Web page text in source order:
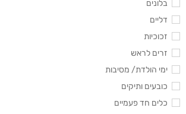
בלונים
דליים
זכוכיות
זרים לראש
ימי הולדת/ מסיבות
כובעים ותיקים
כלים חד פעמיים